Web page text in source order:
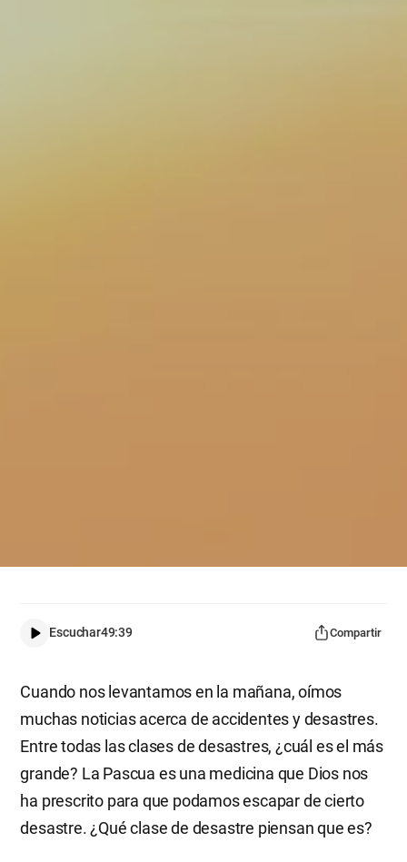
Escuchar49:39 Compartir
Cuando nos levantamos en la mañana, oímos
muchas noticias acerca de accidentes y desastres.
Entre todas las clases de desastres, ¿cuál es el más
grande? La Pascua es una medicina que Dios nos
ha prescrito para que podamos escapar de cierto
desastre. ¿Qué clase de desastre piensan que es?